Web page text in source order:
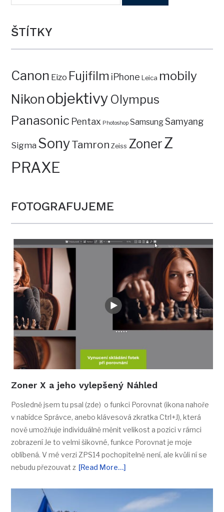
ŠTÍTKY
Canon Eizo Fujifilm iPhone Leica mobily
Nikon objektivy Olympus
Panasonic Pentax Photoshop SamsungSamyang
Sigma SonyTamron Zeiss ZonerZ
PRAXE
FOTOGRAFUJEME
Zoner X a jeho vylepšený Náhled
Posledně jsem tu psal (zde) o funkci Porovnat (ikona nahoře
v nabídce Správce, anebo klávesová zkratka Ctrl+J), která
nově umožňuje individuálně měnit velikost a pozici v rámci
zobrazení Je to velmi šikovné, funkce Porovnat je moje
oblíbená. V mé verzi ZPS14 pochopitelně není, ale kvůli ní se
nebudu přezouvat z [Read More…]